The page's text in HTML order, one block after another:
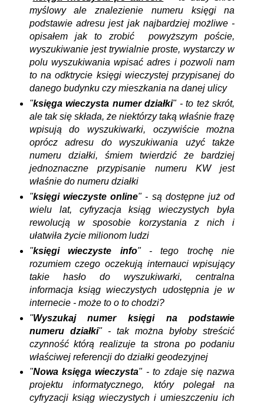
myślowy ale znalezienie numeru księgi na
podstawie adresu jest jak najbardziej możliwe -
opisałem jak to zrobić powyższym poście,
wyszukiwanie jest trywialnie proste, wystarczy w
polu wyszukiwania wpisać adres i pozwoli nam
to na odktrycie księgi wieczystej przypisanej do
danego budynku czy mieszkania na danej ulicy
"księga wieczysta numer działki" - to też skrót,
ale tak się składa, że niektórzy taką właśnie frazę
wpisują do wyszukiwarki, oczywiście można
oprócz adresu do wyszukiwania użyć także
numeru działki, śmiem twierdzić że bardziej
jednoznaczne przypisanie numeru KW jest
właśnie do numeru działki
"księgi wieczyste online" - są dostępne już od
wielu lat, cyfryzacja ksiąg wieczystych była
rewolucją w sposobie korzystania z nich i
ułatwiła życie milionom ludzi
"księgi wieczyste info" - tego trochę nie
rozumiem czego oczekują internauci wpisujący
takie hasło do wyszukiwarki, centralna
informacja ksiąg wieczystych udostępnia je w
internecie - może to o to chodzi?
"Wyszukajnumerksięgi na podstawie
numeru działki" - tak można byłoby streścić
czynność którą realizuje ta strona po podaniu
właściwej referencji do działki geodezyjnej
"Nowa księga wieczysta" - to zdaje się nazwa
projektu informatycznego, który polegał na
cyfryzacji ksiąg wieczystych i umieszczeniu ich